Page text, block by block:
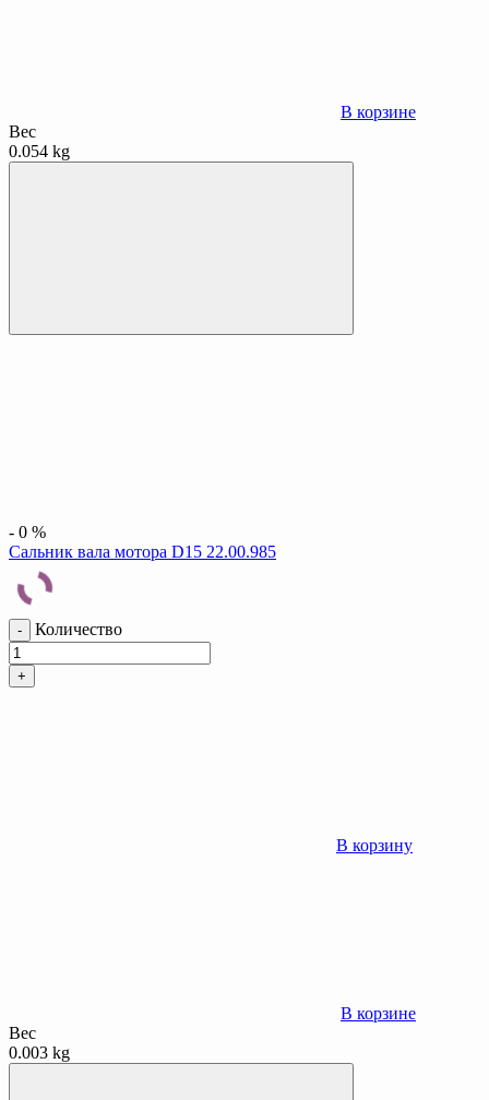
В корзине
Вес
0.054 kg
- 0 %
Сальник вала мотора D15 22.00.985
- Количество
+
В корзину
В корзине
Вес
0.003 kg